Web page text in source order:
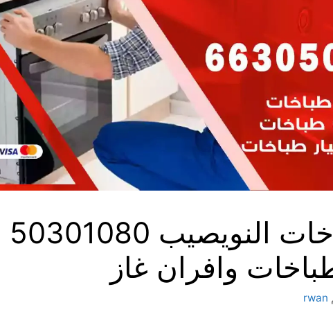
وافران غاز
rwan